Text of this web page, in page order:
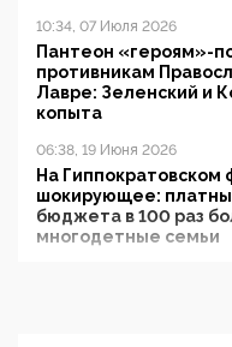
10:34, 07 Июля 2026
Пантеон «героям»-
противникам
Лавре: Зеленский и
копыта
06:38, 19 Июня 2026
На Гиппократовском
шокирующее:
бюджета в 100 раз
многодетные семьи